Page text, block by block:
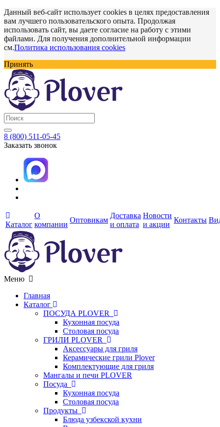
Данный веб-сайт использует cookies в целях предоставления
вам лучшего пользовательского опыта. Продолжая
использовать сайт, вы даете согласие на работу с этими
файлами. Для получения дополнительной информации
см.Политика использования cookies
Принять
8 (800) 511-05-45
Заказать звонок
Каталог
О
компании
Оптовикам
Доставка
и оплата
Новости
и акции
Контакты
Меню
Главная
Каталог
ПОСУДА PLOVER
Кухонная посуда
Столовая посуда
ГРИЛИ PLOVER
Аксессуары для гриля
Керамические грили Plover
Комплектующие для гриля
Мангалы и печи PLOVER
Посуда
Кухонная посуда
Столовая посуда
Продукты
Блюда узбекской кухни